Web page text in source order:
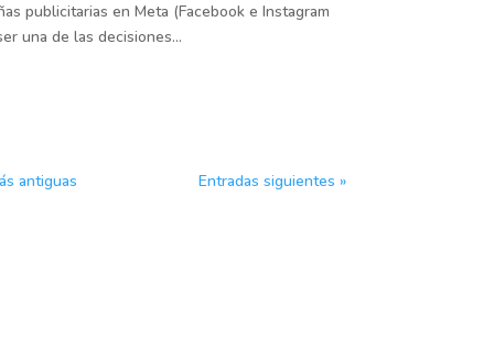
publicitarias en Meta (Facebook e Instagram
una de las decisiones...
antiguas Entradas siguientes »